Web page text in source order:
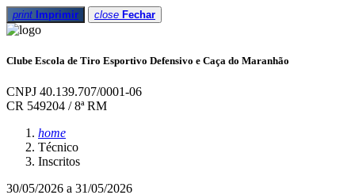
print Imprimir close Fechar
Clube Escola de Tiro Esportivo Defensivo e Caça do Maranhão
CNPJ 40.139.707/0001-06
CR 549204 / 8ª RM
home
Técnico
Inscritos
30/05/2026 a 31/05/2026